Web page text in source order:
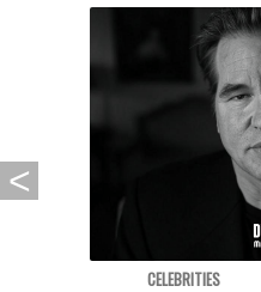
CELEBRITIES